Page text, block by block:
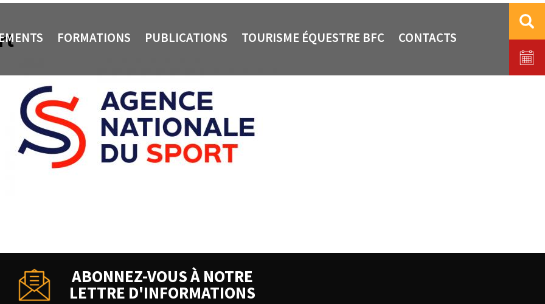
FORMATIONS PUBLICATIONS TOURISME ÉQUESTRE BFC CONTACTS
ABONNEZ-VOUS À NOTRE
LETTRE D'INFORMATIONS